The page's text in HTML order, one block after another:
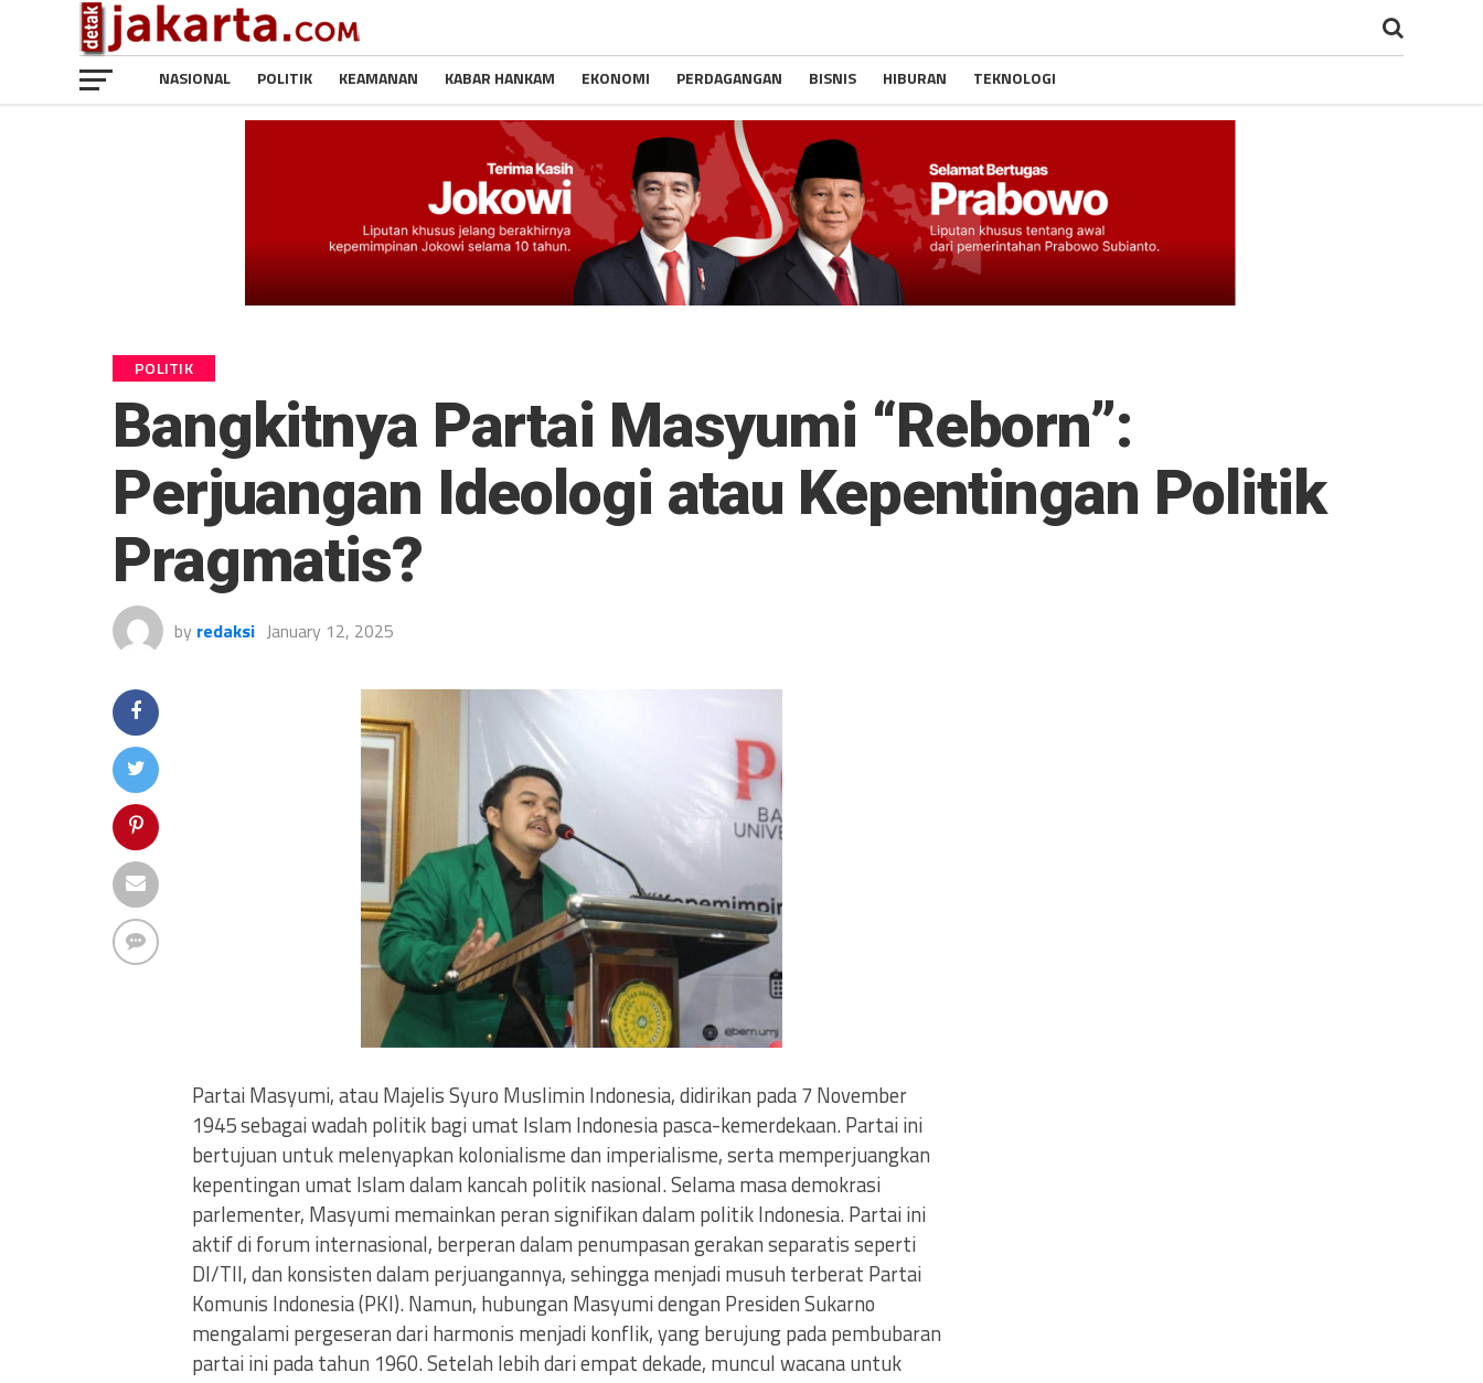
NASIONAL POLITIK KEAMANAN KABAR HANKAM EKONOMI PERDAGANGAN BISNIS HIBURAN TEKNOLOGI
POLITIK
Bangkitnya Partai Masyumi “Reborn”:
Perjuangan Ideologi atau Kepentingan Politik
Pragmatis?
by redaksi January 12, 2025
Partai Masyumi, atau Majelis Syuro Muslimin Indonesia, didirikan pada 7 November
1945 sebagai wadah politik bagi umat Islam Indonesia pasca-kemerdekaan. Partai ini
bertujuan untuk melenyapkan kolonialisme dan imperialisme, serta memperjuangkan
kepentingan umat Islam dalam kancah politik nasional. Selama masa demokrasi
parlementer, Masyumi memainkan peran signifikan dalam politik Indonesia. Partai ini
aktif di forum internasional, berperan dalam penumpasan gerakan separatis seperti
DI/TII, dan konsisten dalam perjuangannya, sehingga menjadi musuh terberat Partai
Komunis Indonesia (PKI). Namun, hubungan Masyumi dengan Presiden Sukarno
mengalami pergeseran dari harmonis menjadi konflik, yang berujung pada pembubaran
partai ini pada tahun 1960. Setelah lebih dari empat dekade, muncul wacana untuk